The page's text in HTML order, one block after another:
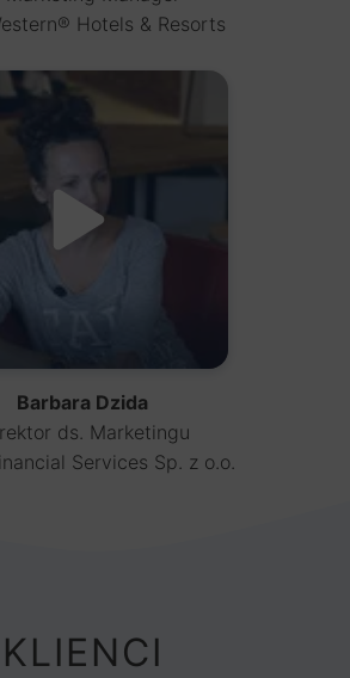
Hotels & Resorts
Barbara Dzida
ds. Marketingu
Services Sp. z o.o.
KLIENCI